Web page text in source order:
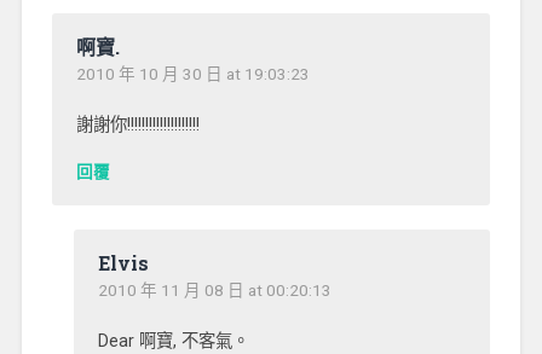
啊寶.
2010 年 10 月 30 日 at 19:03:23
謝謝你!!!!!!!!!!!!!!!!!!!!
回覆
Elvis
2010 年 11 月 08 日 at 00:20:13
Dear 啊寶, 不客氣。